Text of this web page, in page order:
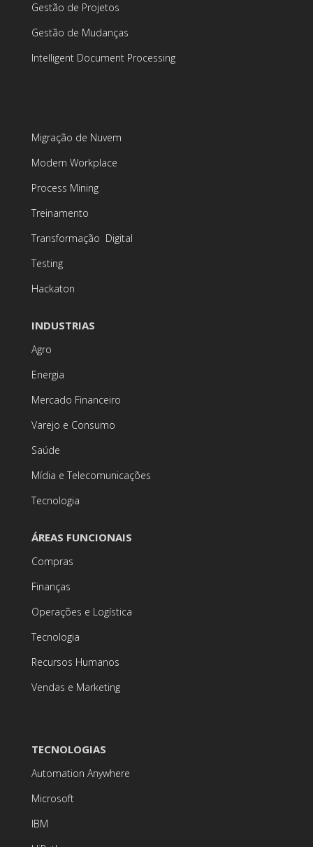
Gestão de Projetos
Gestão de Mudanças
Intelligent Document Processing
Migração de Nuvem
Modern Workplace
Process Mining
Treinamento
Transformação Digital
Testing
Hackaton
INDUSTRIAS
Agro
Energia
Mercado Financeiro
Varejo e Consumo
Saúde
Mídia e Telecomunicações
Tecnologia
ÁREAS FUNCIONAIS
Compras
Finanças
Operações e Logística
Tecnologia
Recursos Humanos
Vendas e Marketing
TECNOLOGIAS
Automation Anywhere
Microsoft
IBM